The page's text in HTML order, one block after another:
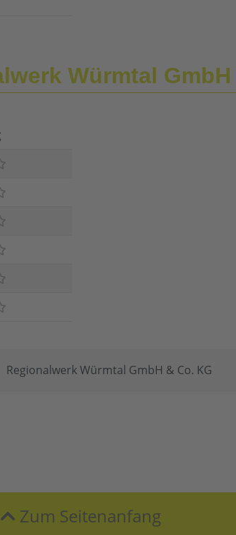
Würmtal GmbH
Regionalwerk Würmtal GmbH & Co. KG
Zum Seitenanfang